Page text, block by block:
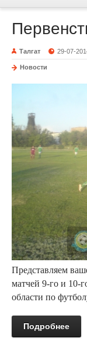
Талгат 29-07-
Новости
Представляем
матчей 9-го и 10-
области по
Подробнее